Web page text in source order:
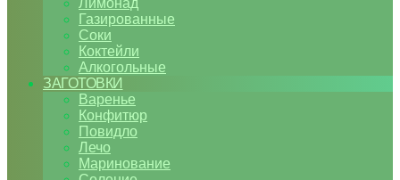
Лимонад
Газированные
Соки
Коктейли
Алкогольные
ЗАГОТОВКИ
Варенье
Конфитюр
Повидло
Лечо
Маринование